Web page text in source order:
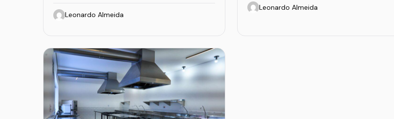
Leonardo Almeida
Leonardo Almeida